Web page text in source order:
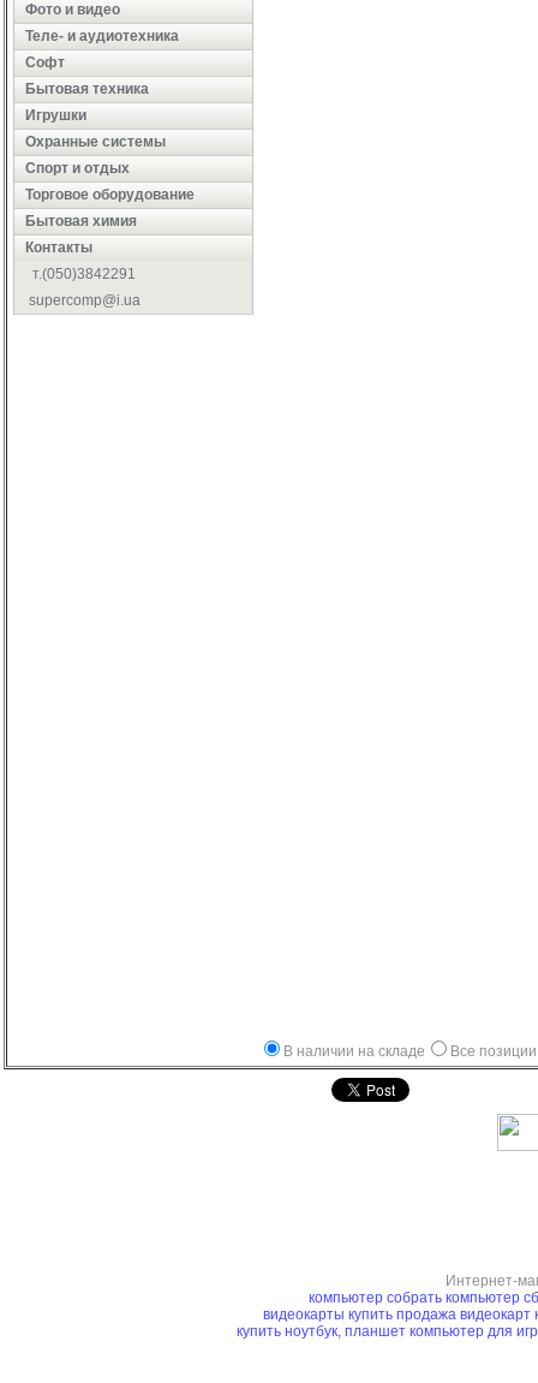
Фото и видео
Теле- и аудиотехника
Софт
Бытовая техника
Игрушки
Охранные системы
Cпорт и отдых
Торговое оборудование
Бытовая химия
Контакты
т.(050)3842291
supercomp@i.ua
В наличии на складе Все позиции
Интернет-
компьютер собрать компьютер
видеокарты купить продажа видеокарт
купить ноутбук, планшет компьютер для